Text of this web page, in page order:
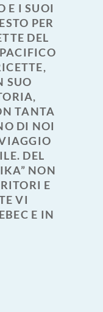
E I SUOI
PER
DEL
SUO
TANTA
DI NOI
DEL
NON
E
VI
E IN